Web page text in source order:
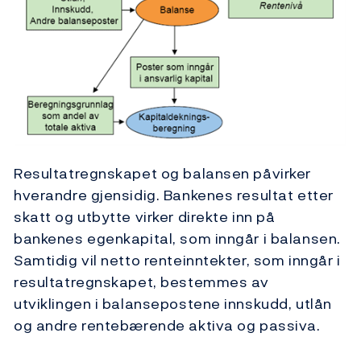
Resultatregnskapet og balansen påvirker
hverandre gjensidig. Bankenes resultat etter
skatt og utbytte virker direkte inn på
bankenes egenkapital, som inngår i balansen.
Samtidig vil netto renteinntekter, som inngår i
resultatregnskapet, bestemmes av
utviklingen i balansepostene innskudd, utlån
og andre rentebærende aktiva og passiva.